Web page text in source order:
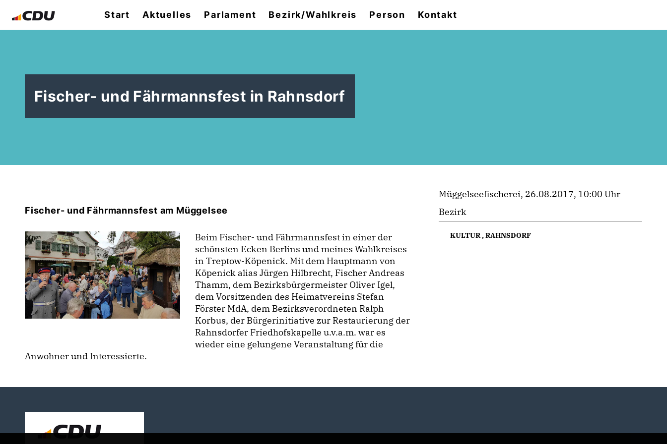
Start Aktuelles Parlament Bezirk/Wahlkreis Person Kontakt
Fischer- und Fährmannsfest in Rahnsdorf
Fischer- und Fährmannsfest am Müggelsee
Beim Fischer- und Fährmannsfest in einer der
schönsten Ecken Berlins und meines Wahlkreises
in Treptow-Köpenick. Mit dem Hauptmann von
Köpenick alias Jürgen Hilbrecht, Fischer Andreas
Thamm, dem Bezirksbürgermeister Oliver Igel,
dem Vorsitzenden des Heimatvereins Stefan
Förster MdA, dem Bezirksverordneten Ralph
Korbus, der Bürgerinitiative zur Restaurierung der
Rahnsdorfer Friedhofskapelle u.v.a.m. war es
wieder eine gelungene Veranstaltung für die
Anwohner und Interessierte.
Müggelseefischerei, 26.08.2017, 10:00 Uhr
Bezirk
KULTUR,RAHNSDORF